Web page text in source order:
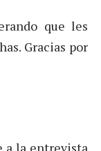
que les
Gracias por